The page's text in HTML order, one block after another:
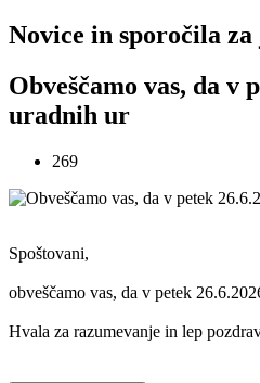
Novice in sporočila za
Obveščamo vas, da v
uradnih ur
269
Spoštovani,
obveščamo vas, da v petek
Hvala za razumevanje in lep